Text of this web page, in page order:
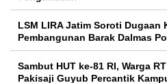
LSM LIRA Jatim Soroti
Pembangunan Barak Dalmas
Sambut HUT ke-81 RI, Warga
Pakisaji Guyub Percantik